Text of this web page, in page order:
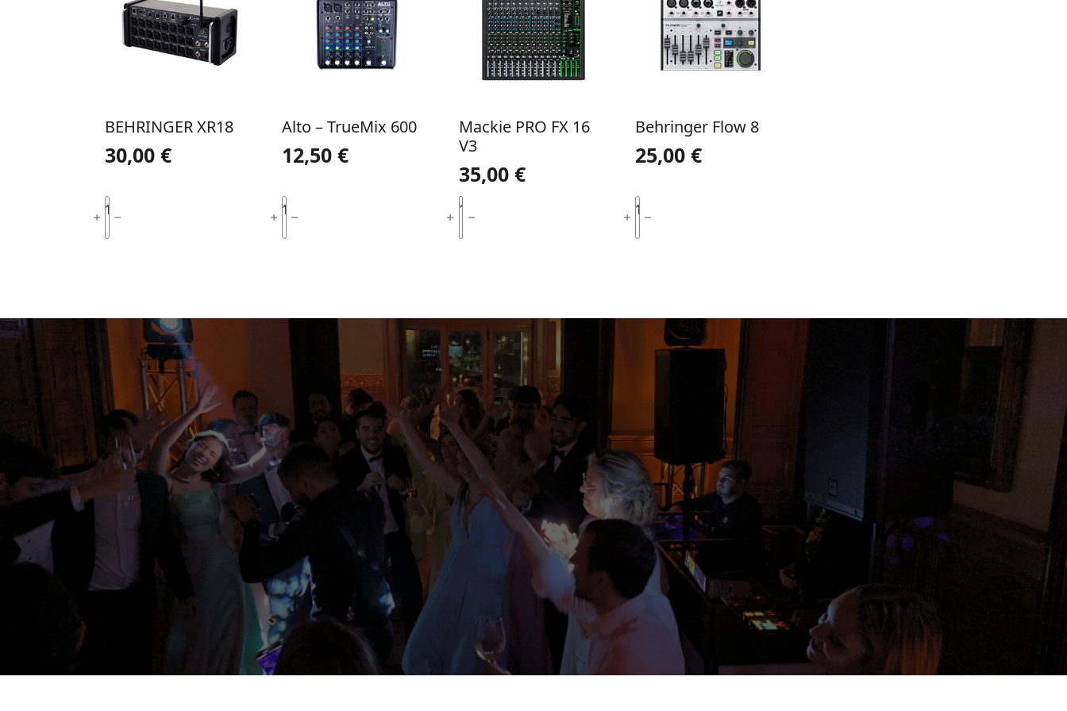
BEHRINGER XR18
30,00 €
QUANTIDADE
DE
BEHRINGER
Alto – TrueMix 600
12,50 €
QUANTIDADE
DE
ALTO
TRUEMIX
Mackie PRO FX 16
V3
35,00 €
QUANTIDADE
DE
MACKIE
FX
Behringer Flow 8
25,00€
QUANTIDADE
DE
BEHRINGER
8